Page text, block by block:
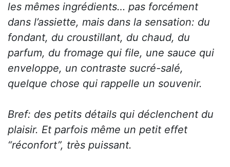
les mêmes ingrédients… pas forcément
dans l’assiette, mais dans la sensation: du
fondant, du croustillant, du chaud, du
parfum, du fromage qui file, une sauce qui
enveloppe, un contraste sucré-salé,
quelque chose qui rappelle un souvenir.
Bref: des petits détails qui déclenchent du
plaisir. Et parfois même un petit effet
“réconfort”, très puissant.